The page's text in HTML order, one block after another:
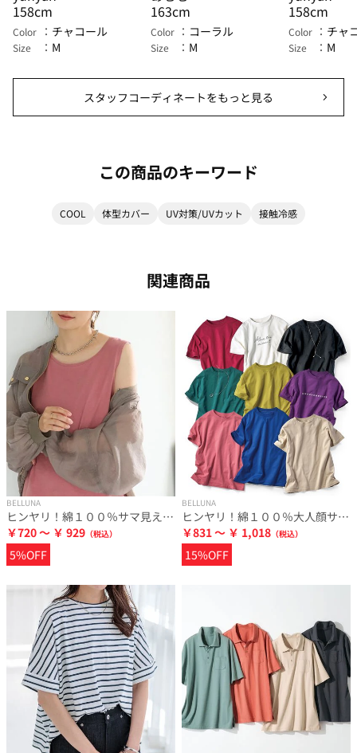
158cm
Color チャコール
Size M
163cm
Color コーラル
Size M
158cm
Color チャ
Size M
スタッフコーディネートをもっと見る
この商品のキーワード
COOL 体型カバー UV対策/UVカット 接触冷感
関連商品
BELLUNA
ヒンヤリ！綿１００％サマ見えタンクトップ
￥720 ～ ￥ 929
5%OFF
BELLUNA
ヒンヤリ！綿１００％大人顔サマ見えＴシャツ
￥831 ～ ￥ 1,018
15%OFF